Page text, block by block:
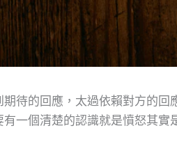
待的回應，太過依賴對方的
一個清楚的認識就是憤怒其